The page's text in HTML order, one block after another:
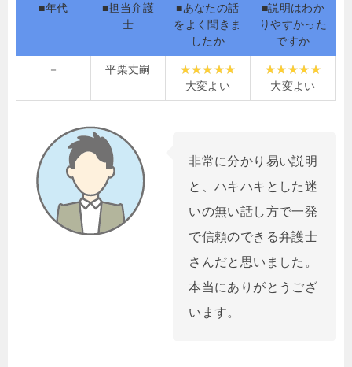
■年代
■担当弁護
士
■あなたの話
をよく聞きま
したか
■説明はわか
りやすかった
ですか
－
平栗丈嗣
大変よい
大変よい
非常に分かり易い説明
と、ハキハキとした迷
いの無い話し方で一発
で信頼のできる弁護士
さんだと思いました。
本当にありがとうござ
います。